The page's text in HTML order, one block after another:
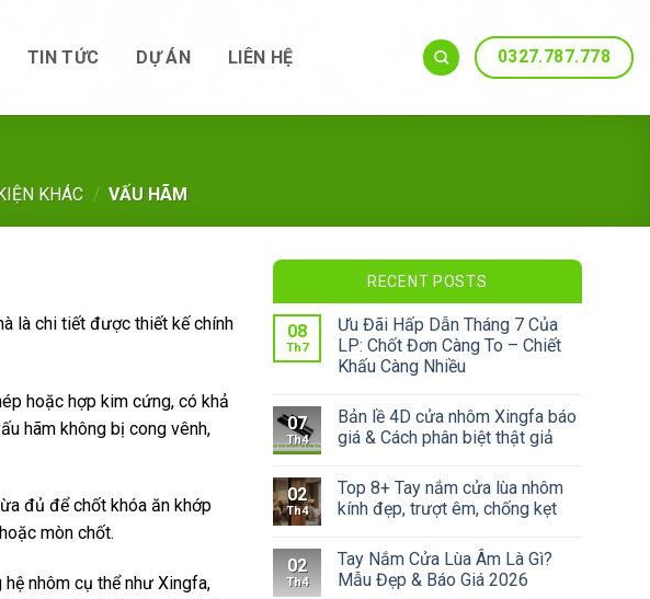
TIN TỨC DỰ ÁN LIÊN HỆ 0327.787.778
KHÁC / VẤU HÃM
là chi tiết được thiết kế chính
hoặc hợp kim cứng, có khả
hãm không bị cong vênh,
đủ để chốt khóa ăn khớp
mòn chốt.
nhôm cụ thể như Xingfa,
RECENT POSTS
08
Th7
Ưu Đãi Hấp Dẫn Tháng 7 Của
LP: Chốt Đơn Càng To – Chiết
Khấu Càng Nhiều
07
Th4
Bản lề 4D cửa nhôm Xingfa báo
giá & Cách phân biệt thật giả
02
Th4
Top 8+ Tay nắm cửa lùa nhôm
kính đẹp, trượt êm, chống kẹt
02
Th4
Tay Nắm Cửa Lùa Âm Là Gì?
Mẫu Đẹp & Báo Giá 2026